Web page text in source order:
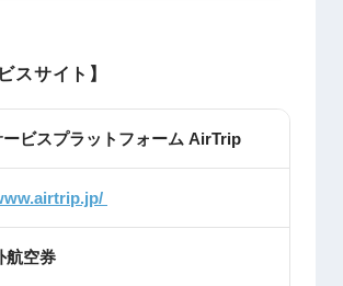
スサイト】
ビスプラットフォーム AirTrip
航空券